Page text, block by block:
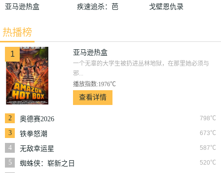
亚马逊热盒
疾速追杀：芭
戈壁恩仇录
热播榜
1 亚马逊热盒
一个无辜的大学生被扔进丛林地狱，在那里她必须与
邪...
播放指数:1976℃
查看详情
2 798℃
奥德赛2026
3
673℃
铁拳怒潮
4
587℃
无敌幸运星
5
520℃
蜘蛛侠：崭新之日